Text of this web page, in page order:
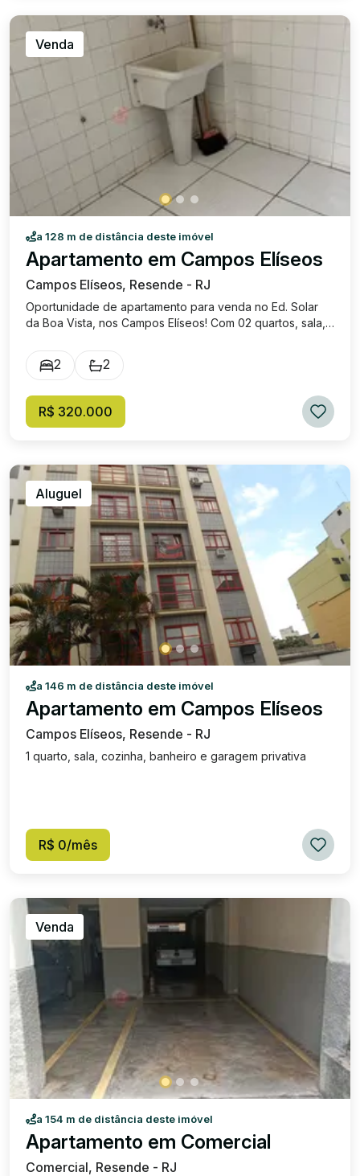
Venda
a 128 m de distância deste imóvel
Apartamento em Campos Elíseos
Campos Elíseos, Resende - RJ
Oportunidade de apartamento para venda no Ed. Solar
da Boa Vista, nos Campos Elíseos! Com 02 quartos, sala,
vaga de garagem. O condomínio oferece: segurança,
elevador e 01 vaga de garagem. Excelente localização,
TROCA POR TERRENO NO JARDIM JALISCO.
2 2
R$ 320.000
Aluguel
a 146 m de distância deste imóvel
Apartamento em Campos Elíseos
Campos Elíseos, Resende - RJ
1 quarto, sala, cozinha, banheiro e garagem privativa
R$ 0/mês
Venda
a 154 m de distância deste imóvel
Apartamento em Comercial
Comercial, Resende - RJ